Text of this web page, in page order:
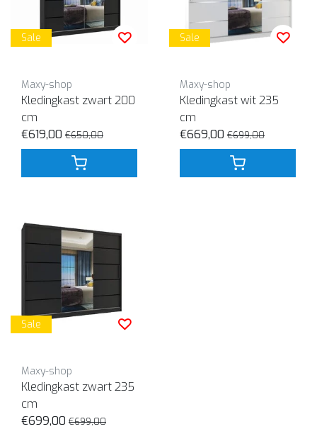
Sale
Maxy-shop
Kledingkast zwart 200
cm
€619,00 €650,00
Sale
Maxy-shop
Kledingkast wit 235
cm
€669,00 €699,00
Sale
Maxy-shop
Kledingkast zwart 235
cm
€699,00 €699,00